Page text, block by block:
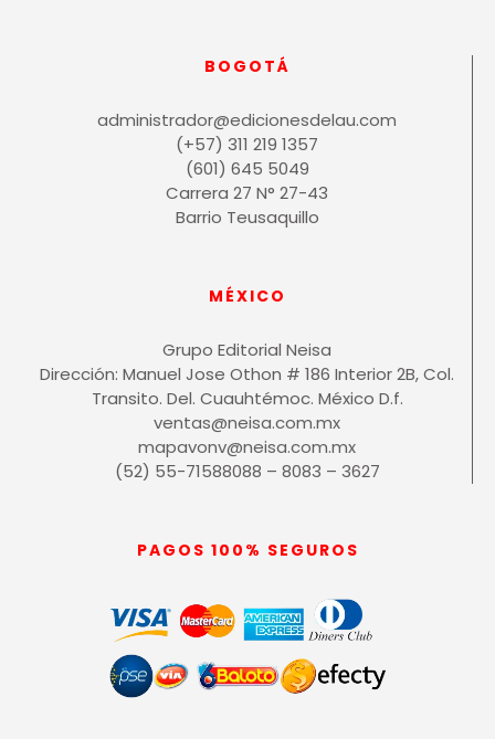
BOGOTÁ
administrador@edicionesdelau.com
(+57) 311 219 1357
(601) 645 5049
Carrera 27 N° 27-43
Barrio Teusaquillo
MÉXICO
Grupo Editorial Neisa
Dirección: Manuel Jose Othon # 186 Interior 2B, Col.
Transito. Del. Cuauhtémoc. México D.f.
ventas@neisa.com.mx
mapavonv@neisa.com.mx
(52) 55-71588088 – 8083 – 3627
PAGOS 100% SEGUROS